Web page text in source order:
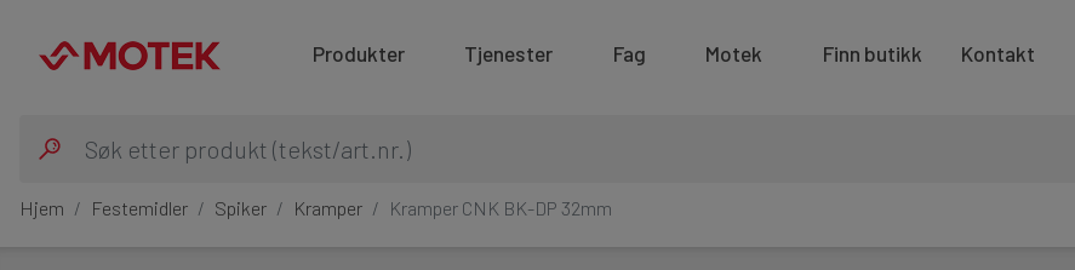
Produkter Tjenester Fag Motek Finn butikk Kontakt
Hjem Festemidler Spiker Kramper Kramper CNK BK-DP 32mm